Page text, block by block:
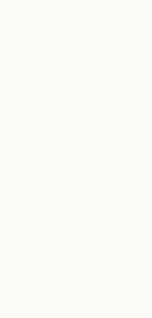
Centre